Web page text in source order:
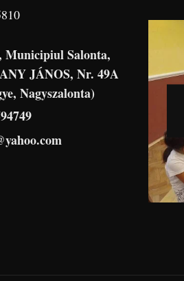
Municipiul Salonta,
JÁNOS, Nr. 49A
Nagyszalonta)